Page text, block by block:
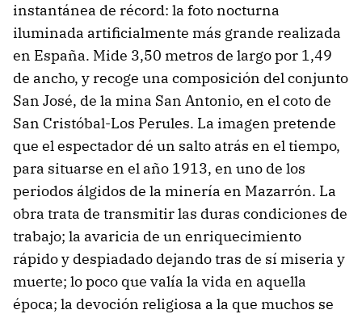
instantánea de récord: la foto nocturna
iluminada artificialmente más grande realizada
en España. Mide 3,50 metros de largo por 1,49
de ancho, y recoge una composición del conjunto
San José, de la mina San Antonio, en el coto de
San Cristóbal-Los Perules. La imagen pretende
que el espectador dé un salto atrás en el tiempo,
para situarse en el año 1913, en uno de los
periodos álgidos de la minería en Mazarrón. La
obra trata de transmitir las duras condiciones de
trabajo; la avaricia de un enriquecimiento
rápido y despiadado dejando tras de sí miseria y
muerte; lo poco que valía la vida en aquella
época; la devoción religiosa a la que muchos se